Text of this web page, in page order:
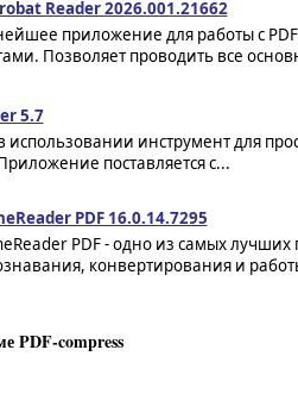
Reader 2026.001.21662
приложение для работы с
Позволяет проводить все
5.7
использовании инструмент для
поставляется с...
PDF 16.0.14.7295
PDF - одно из самых
конвертирования и
PDF-compress